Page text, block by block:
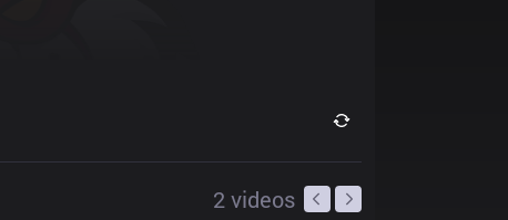
2 videos